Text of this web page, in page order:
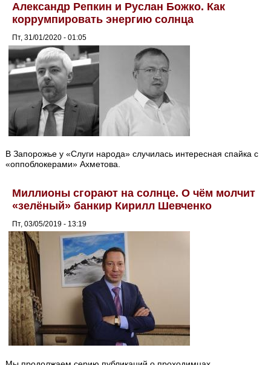
Александр Репкин и Руслан Божко. Как
коррумпировать энергию солнца
Пт, 31/01/2020 - 01:05
В Запорожье у «Слуги народа» случилась интересная спайка с
«оппоблокерами» Ахметова.
Миллионы сгорают на солнце. О чём молчит
«зелёный» банкир Кирилл Шевченко
Пт, 03/05/2019 - 13:19